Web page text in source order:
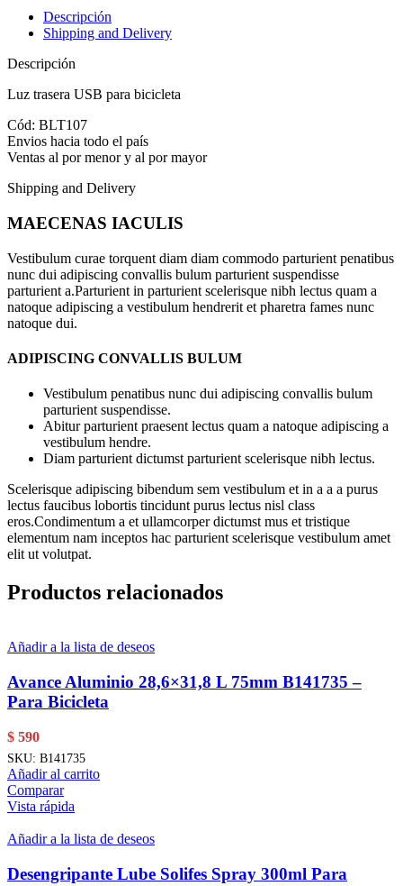
Descripción
Shipping and Delivery
Descripción
Luz trasera USB para bicicleta
Cód: BLT107
Envios hacia todo el país
Ventas al por menor y al por mayor
Shipping and Delivery
MAECENAS IACULIS
Vestibulum curae torquent diam diam commodo parturient penatibus
nunc dui adipiscing convallis bulum parturient suspendisse
parturient a.Parturient in parturient scelerisque nibh lectus quam a
natoque adipiscing a vestibulum hendrerit et pharetra fames nunc
natoque dui.
ADIPISCING CONVALLIS BULUM
Vestibulum penatibus nunc dui adipiscing convallis bulum
parturient suspendisse.
Abitur parturient praesent lectus quam a natoque adipiscing a
vestibulum hendre.
Diam parturient dictumst parturient scelerisque nibh lectus.
Scelerisque adipiscing bibendum sem vestibulum et in a a a purus
lectus faucibus lobortis tincidunt purus lectus nisl class
eros.Condimentum a et ullamcorper dictumst mus et tristique
elementum nam inceptos hac parturient scelerisque vestibulum amet
elit ut volutpat.
Productos relacionados
Añadir a la lista de deseos
Avance Aluminio 28,6×31,8 L 75mm B141735 –
Para Bicicleta
$ 590
SKU: B141735
Añadir al carrito
Comparar
Vista rápida
Añadir a la lista de deseos
Desengripante Lube Solifes Spray 300ml Para